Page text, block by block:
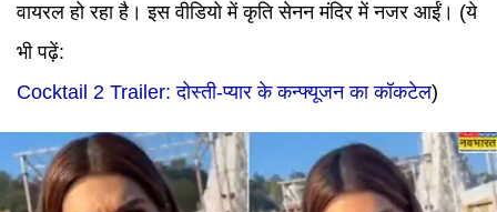
वायरल हो रहा है। इस वीडियो में कृति सेनन मंदिर में नजर आईं। (ये
भी पढ़ें:
Cocktail 2 Trailer: दोस्ती-प्यार के कन्फ्यूजन का कॉकटेल)